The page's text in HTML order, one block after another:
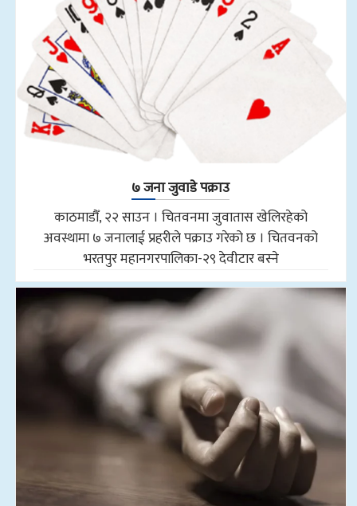
७ जना जुवाडे पक्राउ
काठमाडौँ, २२ साउन । चितवनमा जुवातास खेलिरहेको
अवस्थामा ७ जनालाई प्रहरीले पक्राउ गरेको छ । चितवनको
भरतपुर महानगरपालिका-२९ देवीटार बस्ने